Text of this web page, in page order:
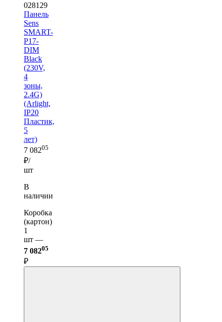
028129
Панель
Sens
SMART-
P17-
DIM
Black
(230V,
4
зоны,
2.4G)
(Arlight,
IP20
Пластик,
5
лет)
7 08205
₽/
шт
В
наличии
Коробка
(картон)
1
шт —
7 08205
₽